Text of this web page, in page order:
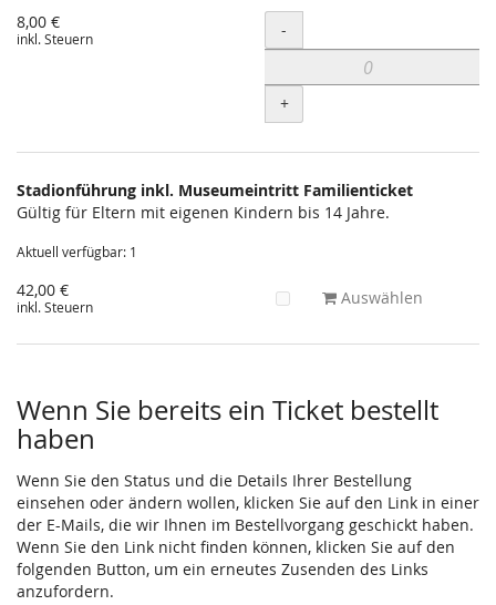
8,00 €
inkl. Steuern Menge
-
+
Stadionführung inkl. Museumeintritt Familienticket
Gültig für Eltern mit eigenen Kindern bis 14 Jahre.
Aktuell verfügbar: 1
42,00 €
inkl. Steuern Auswählen
Wenn Sie bereits ein Ticket bestellt
haben
Wenn Sie den Status und die Details Ihrer Bestellung
einsehen oder ändern wollen, klicken Sie auf den Link in einer
der E-Mails, die wir Ihnen im Bestellvorgang geschickt haben.
Wenn Sie den Link nicht finden können, klicken Sie auf den
folgenden Button, um ein erneutes Zusenden des Links
anzufordern.